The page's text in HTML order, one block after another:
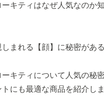
キティはなぜ人気なのか
まれる【顔】に秘密があ
キティについて人気の秘
トにも最適な商品を紹介し